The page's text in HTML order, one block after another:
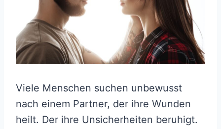
Viele Menschen suchen unbewusst
nach einem Partner, der ihre Wunden
heilt. Der ihre Unsicherheiten beruhigt.